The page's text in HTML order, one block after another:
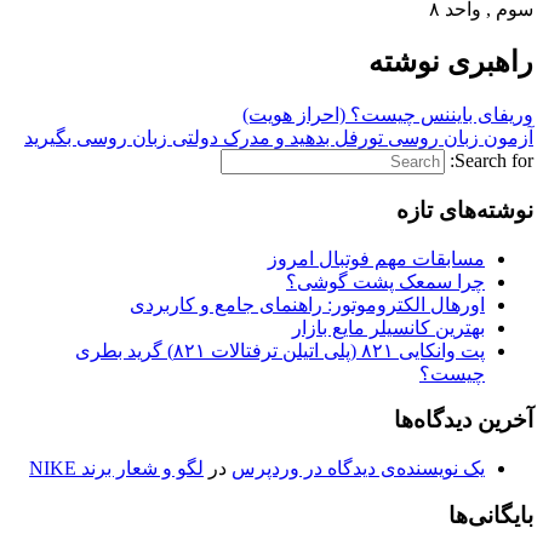
سوم , واحد ٨
راهبری نوشته
وریفای بایننس چیست؟ (احراز هویت)
آزمون زبان روسی تورفل بدهید و مدرک دولتی زبان روسی بگیرید
Search for:
نوشته‌های تازه
مسابقات مهم فوتبال امروز
چرا سمعک پشت گوشی؟
اورهال الکتروموتور: راهنمای جامع و کاربردی
بهترین کانسیلر مایع بازار
پت وانکایی ۸۲۱ (پلی اتیلن ترفتالات ۸۲۱) گرید بطری
چیست؟
آخرین دیدگاه‌ها
یک نویسنده‌ی دیدگاه در وردپرس در لگو و شعار برند NIKE
بایگانی‌ها